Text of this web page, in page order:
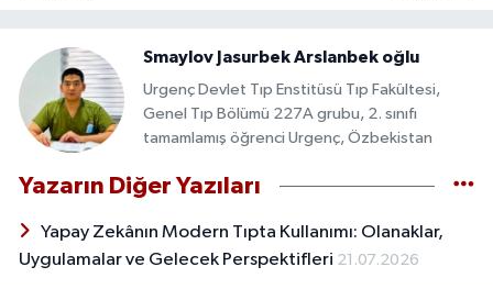
Smaylov Jasurbek Arslanbek oğlu
Urgenç Devlet Tıp Enstitüsü Tıp Fakültesi,
Genel Tıp Bölümü 227A grubu, 2. sınıfı
tamamlamış öğrenci Urgenç, Özbekistan
Yazarın Diğer Yazıları
Yapay Zekânın Modern Tıpta Kullanımı: Olanaklar,
Uygulamalar ve Gelecek Perspektifleri 21.07.2026